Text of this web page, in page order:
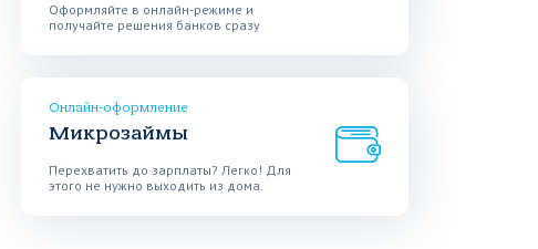
Оформляйте в онлайн-режиме и
получайте решения банков сразу
Онлайн-оформление
Микрозаймы
Перехватить до зарплаты? Легко! Для
этого не нужно выходить из дома.